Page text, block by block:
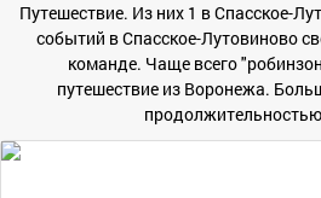
Путешествие. Из них 1 в Спасское-
событий в Спасское-Лутовиново
команде. Чаще всего
путешествие из Воронежа.